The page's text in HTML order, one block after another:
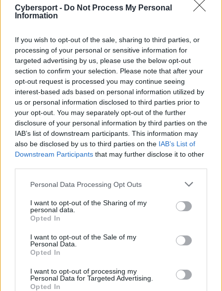
Cybersport - Do Not Process My Personal
Information
If you wish to opt-out of the sale, sharing to third parties, or
processing of your personal or sensitive information for
targeted advertising by us, please use the below opt-out
section to confirm your selection. Please note that after your
opt-out request is processed you may continue seeing
interest-based ads based on personal information utilized by
us or personal information disclosed to third parties prior to
your opt-out. You may separately opt-out of the further
disclosure of your personal information by third parties on the
IAB’s list of downstream participants. This information may
also be disclosed by us to third parties on the IAB’s List of
Downstream Participants that may further disclose it to other
Personal Data Processing Opt Outs
I want to opt-out of the Sharing of my
personal data.
Opted In
I want to opt-out of the Sale of my
Personal Data.
Opted In
I want to opt-out of processing my
Personal Data for Targeted Advertising.
Opted In
Entropiq. A także Michał "MICHU" Müller i Mariusz
"Loord" Cybulski z IKLI.
Lista znanych już uczestników
europejskiegoRegional Major Ranking:
9Pandas Esports Amkal Esports
Apeks Astralis
BetBoom Team